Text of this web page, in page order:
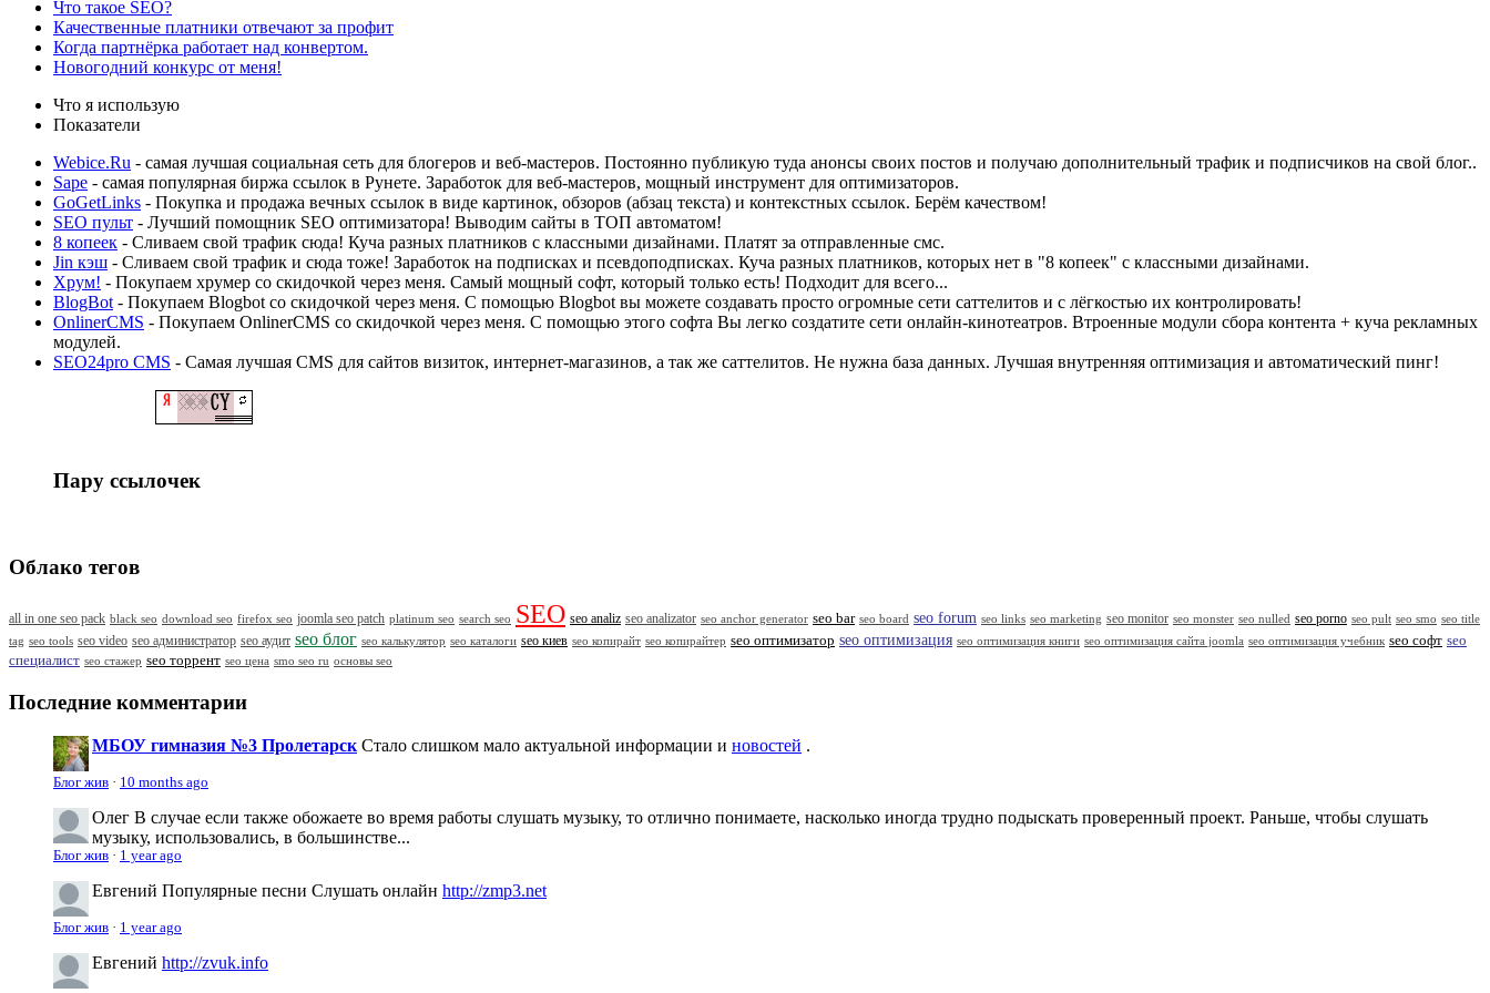
Что такое SEO?
Качественные платники отвечают за профит
Когда партнёрка работает над конвертом.
Новогодний конкурс от меня!
Что я использую
Показатели
Webice.Ru - самая лучшая социальная сеть для блогеров и веб-мастеров. Постоянно публикую туда анонсы своих постов и получаю дополнительный трафик и подписчиков на свой блог..
Sape - самая популярная биржа ссылок в Рунете. Заработок для веб-мастеров, мощный инструмент для оптимизаторов.
GoGetLinks - Покупка и продажа вечных ссылок в виде картинок, обзоров (абзац текста) и контекстных ссылок. Берём качеством!
SEO пульт - Лучший помощник SEO оптимизатора! Выводим сайты в ТОП автоматом!
8 копеек - Сливаем свой трафик сюда! Куча разных платников с классными дизайнами. Платят за отправленные смс.
Jin кэш - Сливаем свой трафик и сюда тоже! Заработок на подписках и псевдоподписках. Куча разных платников, которых нет в "8 копеек" с классными дизайнами.
Хрум! - Покупаем хрумер со скидочкой через меня. Самый мощный софт, который только есть! Подходит для всего...
BlogBot - Покупаем Blogbot со скидочкой через меня. С помощью Blogbot вы можете создавать просто огромные сети саттелитов и с лёгкостью их контролировать!
OnlinerCMS - Покупаем OnlinerCMS со скидочкой через меня. С помощью этого софта Вы легко создатите сети онлайн-кинотеатров. Втроенные модули сбора контента + куча рекламных
модулей.
SEO24pro CMS - Самая лучшая CMS для сайтов визиток, интернет-магазинов, а так же саттелитов. Не нужна база данных. Лучшая внутренняя оптимизация и автоматический пинг!
Пару ссылочек
Облако тегов
all in one seo pack black seo download seo firefox seo joomla seo patch platinum seo search seo SEO seo analiz seo analizator seo anchor generator seo bar seo board seo forum seo links seo marketing seo monitor seo monster seo nulled seo porno seo pult seo smo seo title
tag seo tools seo video seo администратор seo аудит seo блог seo калькулятор seo каталоги seo киев seo копирайт seo копирайтер seo оптимизатор seo оптимизация seo оптимизация книги seo оптимизация сайта joomla seo оптимизация учебник seo софт seo
специалист seo стажер seo торрент seo цена smo seo ru основы seo
Последние комментарии
МБОУ гимназия №3 Пролетарск Стало слишком мало актуальной информации и новостей .
Блог жив · 10 months ago
Олег В случае если также обожаете во время работы слушать музыку, то отлично понимаете, насколько иногда трудно подыскать проверенный проект. Раньше, чтобы слушать
музыку, использовались, в большинстве...
Блог жив · 1 year ago
Евгений Популярные песни Слушать онлайн http://zmp3.net
Блог жив · 1 year ago
Евгений http://zvuk.info